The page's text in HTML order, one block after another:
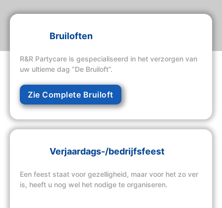
Bruiloften
R&R Partycare is gespecialiseerd in het verzorgen van
uw ultieme dag “De Bruiloft”.
Zie Complete Bruiloft
Verjaardags-/bedrijfsfeest
Een feest staat voor gezelligheid, maar voor het zo ver
is, heeft u nog wel het nodige te organiseren.